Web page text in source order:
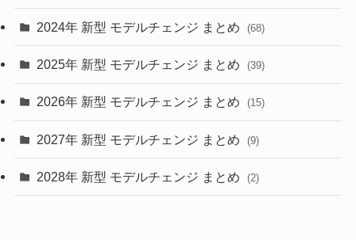
(4)
(9)
(4)
(1)
2024年 新型 モデルチェンジ まとめ (68)
2025年 新型 モデルチェンジ まとめ (39)
2026年 新型 モデルチェンジ まとめ (15)
2027年 新型 モデルチェンジ まとめ (9)
2028年 新型 モデルチェンジ まとめ (2)